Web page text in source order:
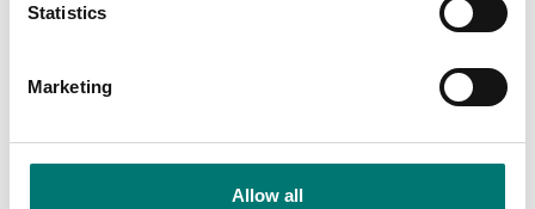
Statistics
Marketing
Allow all